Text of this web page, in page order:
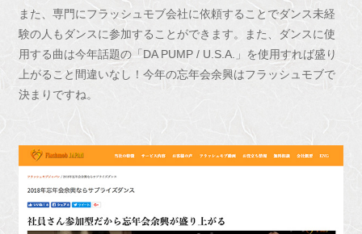
また、専門にフラッシュモブ会社に依頼することでダンス未経
験の人もダンスに参加することができます。また、ダンスに使
用する曲は今年話題の「DA PUMP / U.S.A.」を使用すれば盛り
上がること間違いなし！今年の忘年会余興はフラッシュモブで
決まりですね。